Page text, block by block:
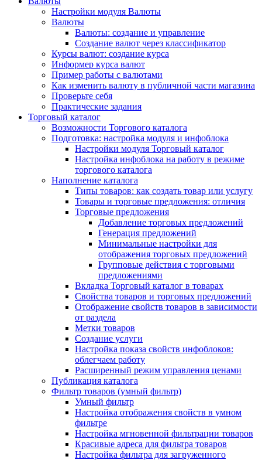
Настройки модуля Валюты
Валюты
Валюты: создание и управление
Создание валют через классификатор
Курсы валют: создание курса
Информер курса валют
Пример работы с валютами
Как изменить валюту в публичной части магазина
Проверьте себя
Практические задания
Торговый каталог
Возможности Торгового каталога
Подготовка: настройка модуля и инфоблока
Настройки модуля Торговый каталог
Настройка инфоблока на работу в режиме
торгового каталога
Наполнение каталога
Типы товаров: как создать товар или услугу
Товары и торговые предложения: отличия
Торговые предложения
Добавление торговых предложений
Генерация предложений
Минимальные настройки для
отображения торговых предложений
Групповые действия с торговыми
предложениями
Вкладка Торговый каталог в товарах
Свойства товаров и торговых предложений
Отображение свойств товаров в зависимости
от раздела
Метки товаров
Создание услуги
Настройка показа свойств инфоблоков:
облегчаем работу
Расширенный режим управления ценами
Публикация каталога
Фильтр товаров (умный фильтр)
Умный фильтр
Настройка отображения свойств в умном
фильтре
Настройка мгновенной фильтрации товаров
Красивые адреса для фильтра товаров
Настройка фильтра для загруженного